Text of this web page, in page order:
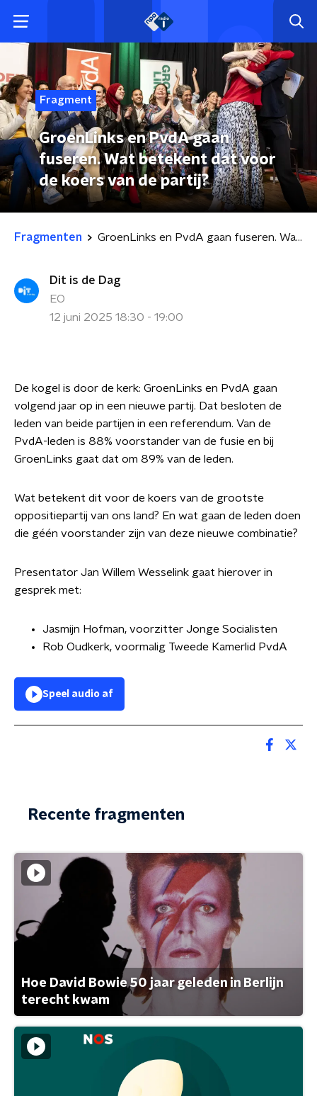
Fragment
GroenLinks en PvdA gaan
fuseren. Wat betekent dat voor
de koers van de partij?
Fragmenten GroenLinks en PvdA gaan fuseren. Wat betekent dat voor de koers van de partij?
Dit is de Dag
EO
12 juni 2025 18:30 - 19:00
De kogel is door de kerk: GroenLinks en PvdA gaan
volgend jaar op in een nieuwe partij. Dat besloten de
leden van beide partijen in een referendum. Van de
PvdA-leden is 88% voorstander van de fusie en bij
GroenLinks gaat dat om 89% van de leden.
Wat betekent dit voor de koers van de grootste
oppositiepartij van ons land? En wat gaan de leden doen
die géén voorstander zijn van deze nieuwe combinatie?
Presentator Jan Willem Wesselink gaat hierover in
gesprek met:
Jasmijn Hofman, voorzitter Jonge Socialisten
Rob Oudkerk, voormalig Tweede Kamerlid PvdA
Speel audio af
Recente fragmenten
Hoe David Bowie 50 jaar geleden in Berlijn
terecht kwam